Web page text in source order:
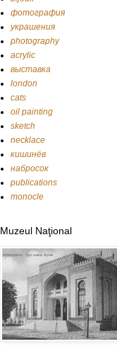
фотография
украшения
photography
acrylic
выставка
london
cats
oil painting
sketch
necklace
кишинёв
набросок
publications
monocle
Muzeul Naţional